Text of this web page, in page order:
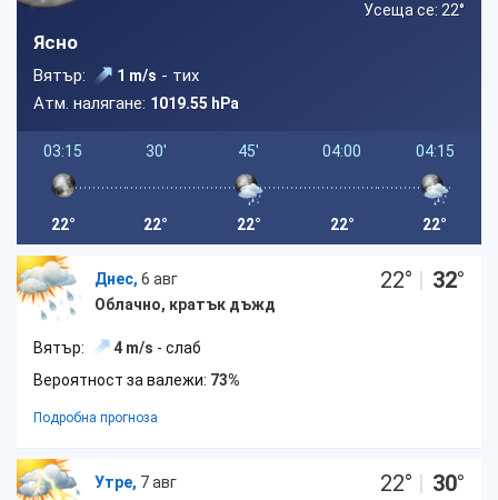
Усеща се: 22°
Ясно
Вятър: 1 m/s - тих
Атм. налягане: 1019.55 hPa
03:15
22°
30'
22°
45'
22°
04:00
22°
04:15
22°
Днес, 6 авг
Облачно, кратък дъжд
22° | 32°
Вятър: 4 m/s - слаб
Вероятност за валежи: 73%
Подробна прогноза
Утре, 7 авг
22° | 30°